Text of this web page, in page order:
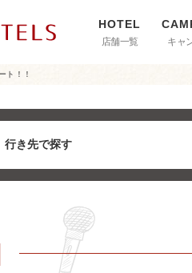
店舗一覧 キャ
ト！！